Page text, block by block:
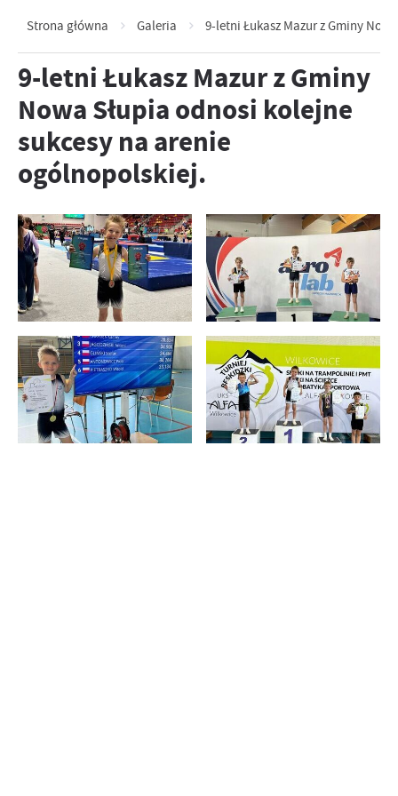
Strona główna Galeria 9-letni Łukasz Mazur z Gminy
9-letni Łukasz Mazur z Gminy
Nowa Słupia odnosi kolejne
sukcesy na arenie
ogólnopolskiej.